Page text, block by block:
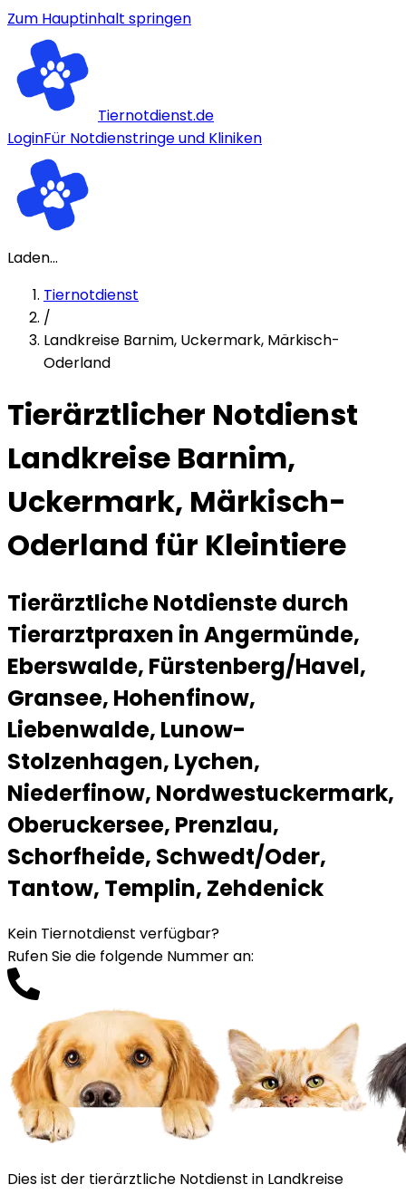
Zum Hauptinhalt springen
Tiernotdienst.de
LoginFür Notdienstringe und Kliniken
Laden...
Tiernotdienst
/
Landkreise Barnim, Uckermark, Märkisch-
Oderland
Tierärztlicher Notdienst
Landkreise Barnim,
Uckermark, Märkisch-
Oderland für Kleintiere
Tierärztliche Notdienste durch
Tierarztpraxen in Angermünde,
Eberswalde, Fürstenberg/Havel,
Gransee, Hohenfinow,
Liebenwalde, Lunow-
Stolzenhagen, Lychen,
Niederfinow, Nordwestuckermark,
Oberuckersee, Prenzlau,
Schorfheide, Schwedt/Oder,
Tantow, Templin, Zehdenick
Kein Tiernotdienst verfügbar?
Rufen Sie die folgende Nummer an:
Dies ist der tierärztliche Notdienst in Landkreise